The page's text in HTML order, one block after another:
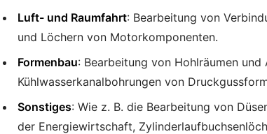
Luft- und Raumfahrt: Bearbeitung von
und Löchern von Motorkomponenten.
Formenbau: Bearbeitung von Hohlräumen
Kühlwasserkanalbohrungen von
Sonstiges: Wie z. B. die Bearbeitung von
der Energiewirtschaft,